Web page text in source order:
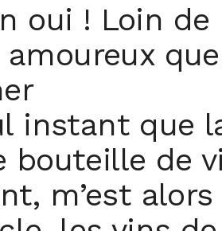
oui ! Loin
amoureux
instant que
bouteille de
m’est